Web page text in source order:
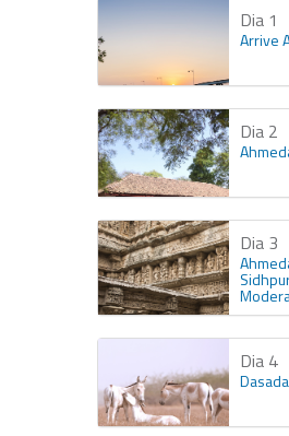
Dia 1
Arrive
Dia 2
Dia 3
Dia 4
Dasada